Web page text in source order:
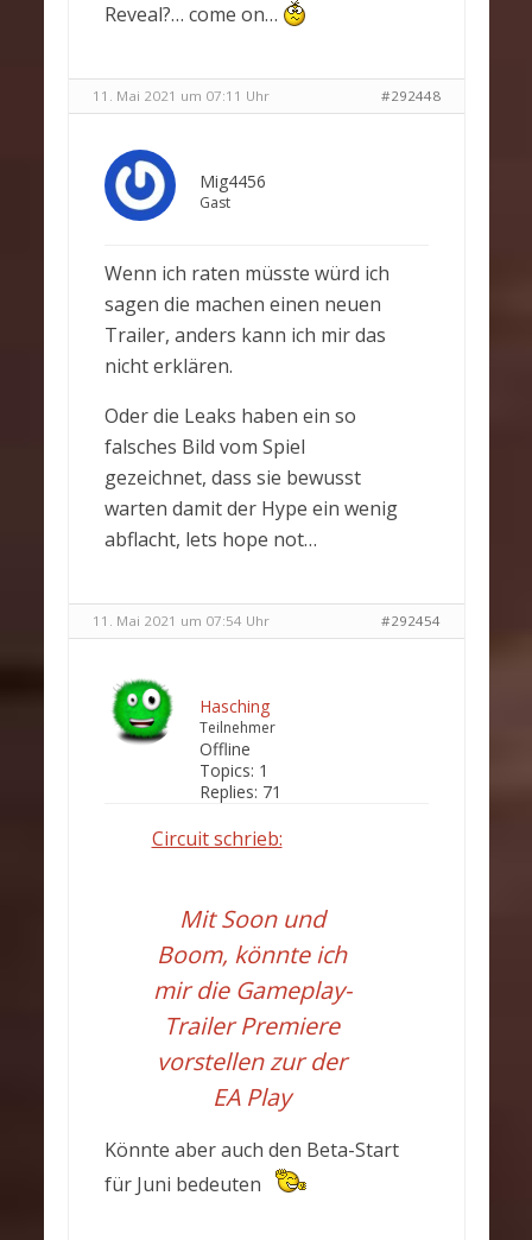
Reveal?… come on…
11. Mai 2021 um 07:11 Uhr #292448
Mig4456
Gast
Wenn ich raten müsste würd ich
sagen die machen einen neuen
Trailer, anders kann ich mir das
nicht erklären.
Oder die Leaks haben ein so
falsches Bild vom Spiel
gezeichnet, dass sie bewusst
warten damit der Hype ein wenig
abflacht, lets hope not…
11. Mai 2021 um 07:54 Uhr #292454
Hasching
Teilnehmer
Offline
Topics: 1
Replies: 71
Circuit schrieb:
Mit Soon und
Boom, könnte ich
mir die Gameplay-
Trailer Premiere
vorstellen zur der
EA Play
Könnte aber auch den Beta-Start
für Juni bedeuten